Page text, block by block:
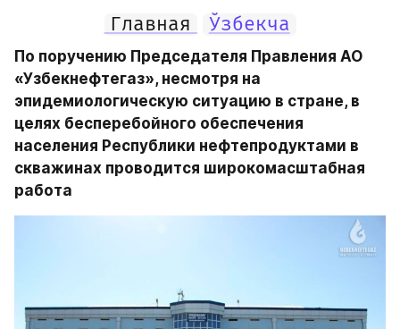
Главная Ўзбекча
По поручению Председателя Правления АО
«Узбекнефтегаз», несмотря на
эпидемиологическую ситуацию в стране, в
целях бесперебойного обеспечения
населения Республики нефтепродуктами в
скважинах проводится широкомасштабная
работа